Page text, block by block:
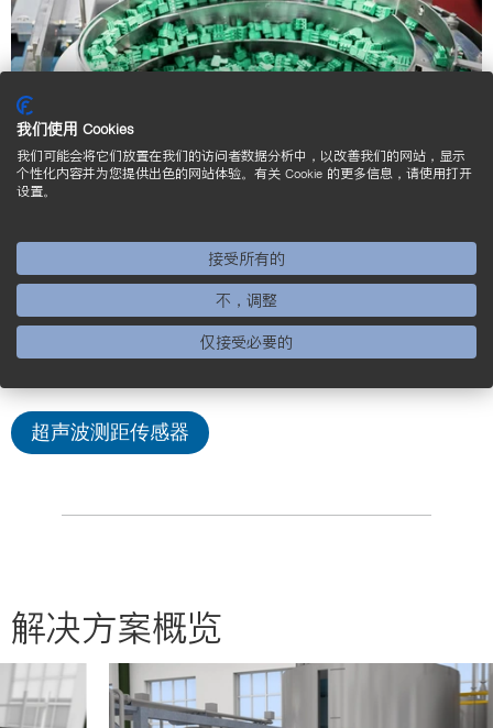
振动螺旋输送机的物位检测
为了确保振动螺旋输送机上螺钉、铆钉或螺栓的供
给，必须持续监控其料位。通过容器螺旋体振动将物
体分开和运走，由此清空料筒。
超声波测距传感器
解决方案概览
我们使用 Cookies
我们可能会将它们放置在我们的访问者数据分析中，以改善我们的网站，显示
个性化内容并为您提供出色的网站体验。有关 Cookie 的更多信息，请使用打开
设置。
接受所有的
不，调整
仅接受必要的